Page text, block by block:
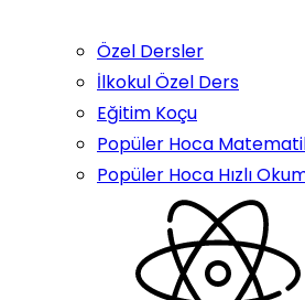
Özel Dersler
İlkokul Özel Ders
Eğitim Koçu
Popüler Hoca
Popüler Hoca Hızlı